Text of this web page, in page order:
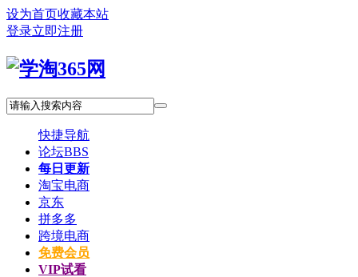
设为首页收藏本站
登录立即注册
快捷导航
论坛BBS
每日更新
淘宝电商
京东
拼多多
跨境电商
免费会员
VIP试看